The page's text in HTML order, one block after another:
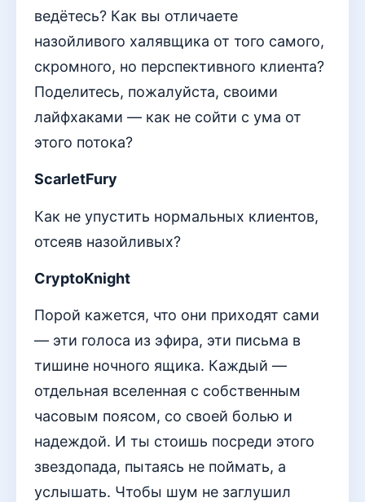
ведётесь? Как вы отличаете
назойливого халявщика от того самого,
скромного, но перспективного клиента?
Поделитесь, пожалуйста, своими
лайфхаками — как не сойти с ума от
этого потока?
ScarletFury
Как не упустить нормальных клиентов,
отсеяв назойливых?
CryptoKnight
Порой кажется, что они приходят сами
— эти голоса из эфира, эти письма в
тишине ночного ящика. Каждый —
отдельная вселенная с собственным
часовым поясом, со своей болью и
надеждой. И ты стоишь посреди этого
звездопада, пытаясь не поймать, а
услышать. Чтобы шум не заглушил